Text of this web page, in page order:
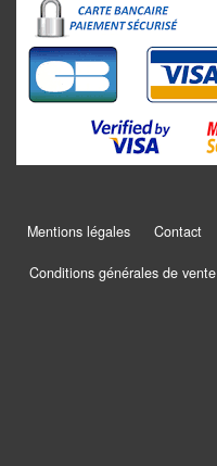
Coffrets
jeux
–
multijeux
Cartes
Jeu
de
Mentions légales Contact
Conditions générales de vente